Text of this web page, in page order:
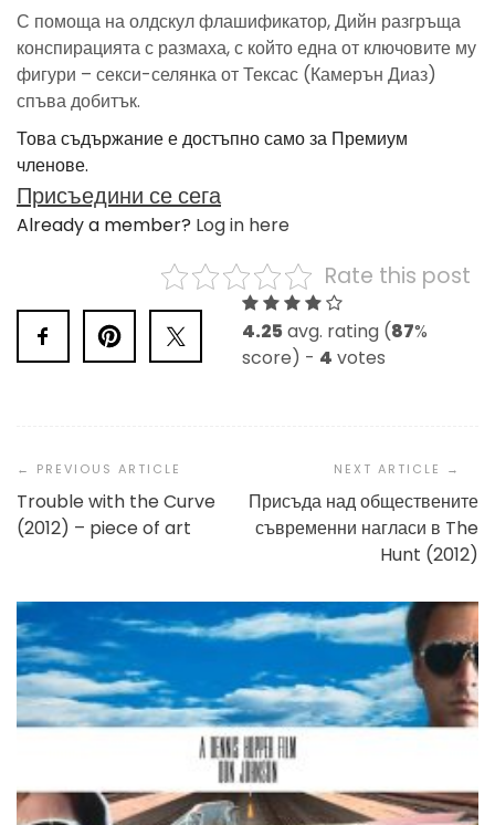
С помоща на олдскул флашификатор, Дийн разгръща
конспирацията с размаха, с който една от ключовите му
фигури – секси-селянка от Тексас (Камерън Диаз)
спъва добитък.
Това съдържание е достъпно само за Премиум
членове.
Присъедини се сега
Already a member? Log in here
Rate this post
4.25avg. rating (87%
score) - 4 votes
Navigation
Trouble with the Curve
(2012) – piece of art
Присъда над обществените
съвременни нагласи в The
Hunt (2012)